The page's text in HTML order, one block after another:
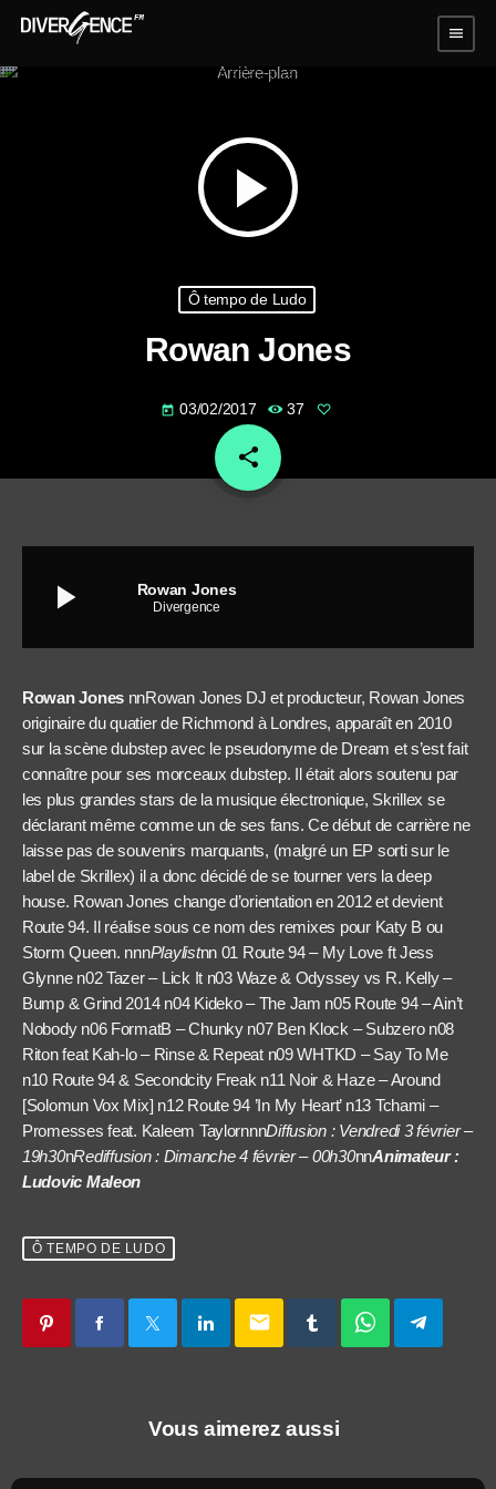
menu
play_arrow
Ô tempo de Ludo
Rowan Jones
today 03/02/2017 37
share
email
play_arrow Rowan Jones
Divergence
Rowan Jones nnRowan Jones DJ et producteur, Rowan Jones
originaire du quatier de Richmond à Londres, apparaît en 2010
sur la scène dubstep avec le pseudonyme de Dream et s’est fait
connaître pour ses morceaux dubstep. Il était alors soutenu par
les plus grandes stars de la musique électronique, Skrillex se
déclarant même comme un de ses fans. Ce début de carrière ne
laisse pas de souvenirs marquants, (malgré un EP sorti sur le
label de Skrillex) il a donc décidé de se tourner vers la deep
house. Rowan Jones change d’orientation en 2012 et devient
Route 94. Il réalise sous ce nom des remixes pour Katy B ou
Storm Queen. nnnPlaylistnn 01 Route 94 – My Love ft Jess
Glynne n02 Tazer – Lick It n03 Waze & Odyssey vs R. Kelly –
Bump & Grind 2014 n04 Kideko – The Jam n05 Route 94 – Ain’t
Nobody n06 FormatB – Chunky n07 Ben Klock – Subzero n08
Riton feat Kah-lo – Rinse & Repeat n09 WHTKD – Say To Me
n10 Route 94 & Secondcity Freak n11 Noir & Haze – Around
[Solomun Vox Mix] n12 Route 94 ’In My Heart’ n13 Tchami –
Promesses feat. Kaleem TaylornnnDiffusion : Vendredi 3 février –
19h30nRediffusion : Dimanche 4 février – 00h30nnAnimateur :
Ludovic Maleon
Ô TEMPO DE LUDO
email
Vous aimerez aussi